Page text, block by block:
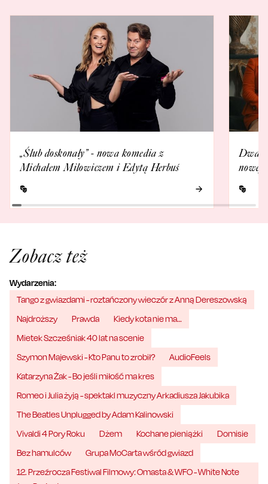
„Ślub doskonały” - nowa komedia z
Michałem Milowiczem i Edytą Herbuś
Dwa
nowej
Zobacz też
Wydarzenia:
Tango z gwiazdami - roztańczony wieczór z Anną Dereszowską
Najdroższy
Prawda
Kiedy kota nie ma…
Mietek Szcześniak 40 lat na scenie
Szymon Majewski - Kto Panu to zrobił?
AudioFeels
Katarzyna Żak - Bo jeśli miłość ma kres
Romeo i Julia żyją - spektakl muzyczny Arkadiusza Jakubika
The Beatles Unplugged by Adam Kalinowski
Vivaldi 4 Pory Roku
Dżem Kochane pieniążki
Domisie
Bez hamulców
Grupa MoCarta wśród gwiazd
12. Przeźrocza Festiwal Filmowy: Omasta & WFO - White Note